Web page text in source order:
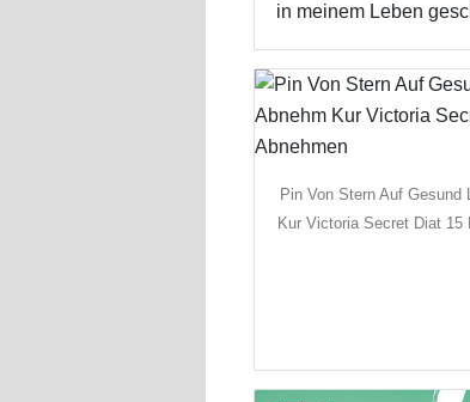
in meinem Leben
Pin Von Stern Auf Gesund
Kur Victoria Secret Diat 15